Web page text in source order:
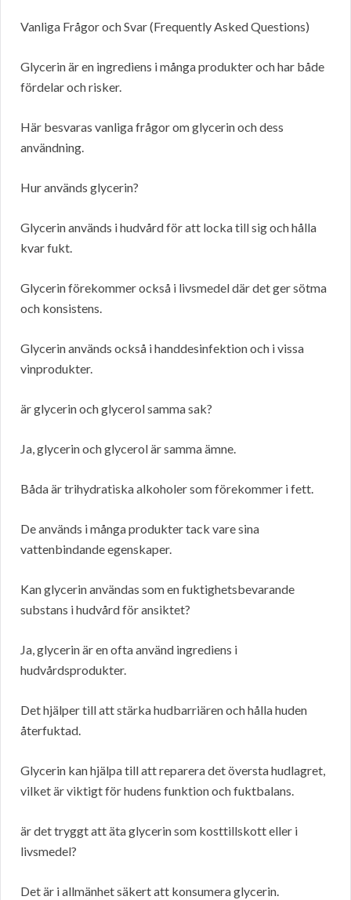
Vanliga Frågor och Svar (Frequently Asked Questions)
Glycerin är en ingrediens i många produkter och har både
fördelar och risker.
Här besvaras vanliga frågor om glycerin och dess
användning.
Hur används glycerin?
Glycerin används i hudvård för att locka till sig och hålla
kvar fukt.
Glycerin förekommer också i livsmedel där det ger sötma
och konsistens.
Glycerin används också i handdesinfektion och i vissa
vinprodukter.
är glycerin och glycerol samma sak?
Ja, glycerin och glycerol är samma ämne.
Båda är trihydratiska alkoholer som förekommer i fett.
De används i många produkter tack vare sina
vattenbindande egenskaper.
Kan glycerin användas som en fuktighetsbevarande
substans i hudvård för ansiktet?
Ja, glycerin är en ofta använd ingrediens i
hudvårdsprodukter.
Det hjälper till att stärka hudbarriären och hålla huden
återfuktad.
Glycerin kan hjälpa till att reparera det översta hudlagret,
vilket är viktigt för hudens funktion och fuktbalans.
är det tryggt att äta glycerin som kosttillskott eller i
livsmedel?
Det är i allmänhet säkert att konsumera glycerin.